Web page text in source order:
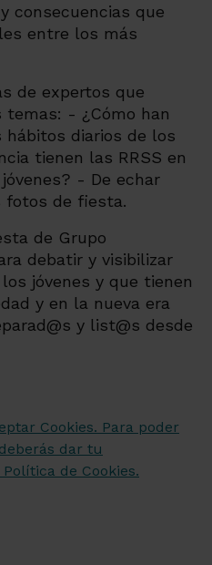
consecuencias que
entre los más
de expertos que
- ¿Cómo han
hábitos diarios de los
tienen las RRSS en
- De echar
fotos de fiesta.
de Grupo
debatir y visibilizar
jóvenes y que tienen
y en la nueva era
y list@s desde